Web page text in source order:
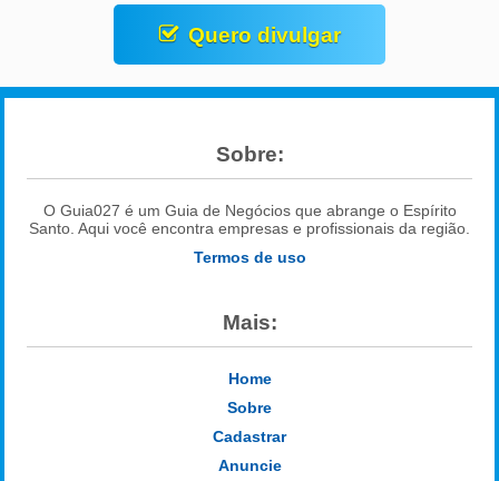
Quero divulgar
Sobre:
O Guia027 é um Guia de Negócios que abrange o Espírito
Santo. Aqui você encontra empresas e profissionais da região.
Termos de uso
Mais:
Home
Sobre
Cadastrar
Anuncie